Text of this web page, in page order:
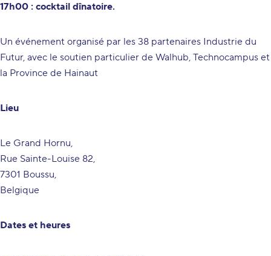
17h00 : cocktail dînatoire.
Un événement organisé par les 38 partenaires Industrie du
Futur, avec le soutien particulier de Walhub, Technocampus et
la Province de Hainaut
Lieu
Le Grand Hornu,
Rue Sainte-Louise 82,
7301 Boussu,
Belgique
Dates et heures